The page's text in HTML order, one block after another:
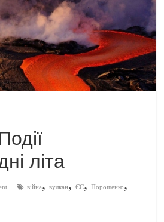
літа
війна,вулкан,ЄС,Порошенко,